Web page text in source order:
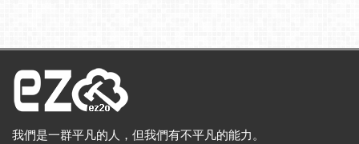
我們是一群平凡的人，但我們有不平凡的能力。